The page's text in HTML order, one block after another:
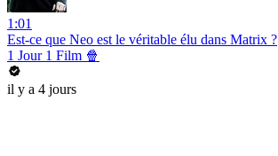
1:01
Est-ce que Neo est le véritable élu dans Matrix ?
1 Jour 1 Film 🍿
il y a 4 jours